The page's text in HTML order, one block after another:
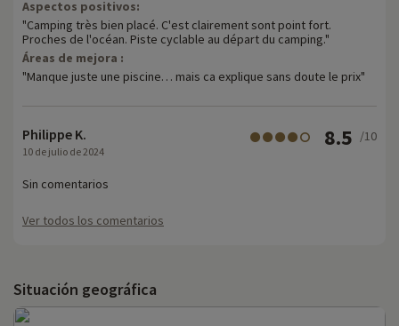
Aspectos positivos:
"Camping très bien placé. C'est clairement sont point fort.
Proches de l'océan. Piste cyclable au départ du camping."
Áreas de mejora :
"Manque juste une piscine… mais ca explique sans doute le prix"
Philippe K.
10 de julio de 2024
8.5 /10
Sin comentarios
Ver todos los comentarios
Situación geográfica